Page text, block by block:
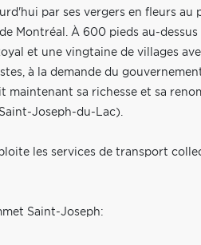
par ses vergers en fleurs
Montréal. À 600 pieds au-
et une vingtaine de villages
à la demande du
sa richesse et sa
Joseph-du-Lac).
les services de transport
Saint-Joseph: